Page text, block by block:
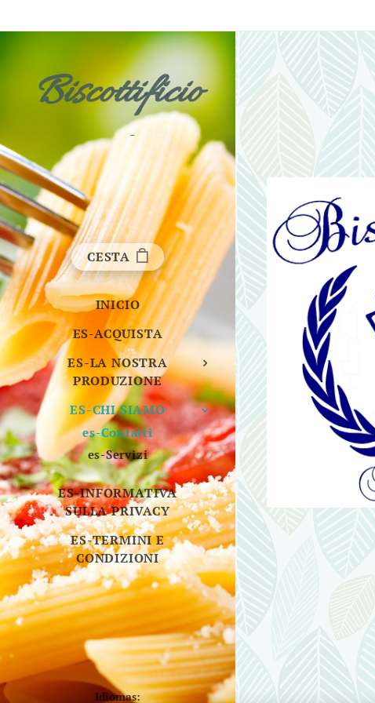
Biscottificio
Fichera
CESTA
INICIO
ES-ACQUISTA
ES-LA NOSTRA
PRODUZIONE
ES-CHI SIAMO
es-Contatti
es-Servizi
ES-INFORMATIVA
SULLA PRIVACY
ES-TERMINI E
CONDIZIONI
Idiomas